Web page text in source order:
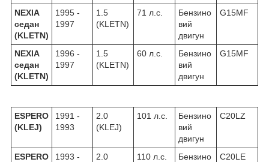
NEXIA
седан
(KLETN)
1995 -
1997
1.5
(KLETN)
71 л.с.
Бензино
вий
двигун
G15MF
NEXIA
седан
(KLETN)
1996 -
1997
1.5
(KLETN)
60 л.с.
Бензино
вий
двигун
G15MF
ESPERO
(KLEJ)
1991 -
1993
2.0
(KLEJ)
101 л.с.
Бензино
вий
двигун
C20LZ
ESPERO
1993 -
2.0
110 л.с.
Бензино
C20LE